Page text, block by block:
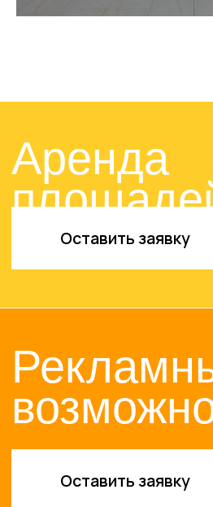
возможности
© 2024-2025. ТРЦ «ЖАР-
ПТИЦА»
Политика конфиденциальности